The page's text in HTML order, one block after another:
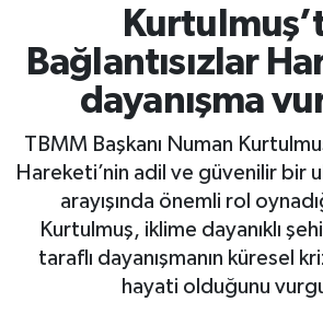
Bağlantısızlar
dayanışma
TBMM Başkanı Numan
Hareketi’nin adil ve güvenilir bir
arayışında önemli rol
Kurtulmuş, iklime dayanıklı
taraflı dayanışmanın küresel
hayati olduğunu